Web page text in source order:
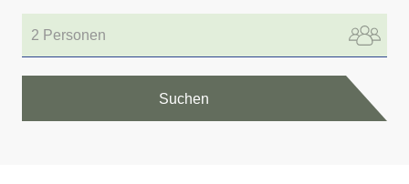
2 Personen
Suchen